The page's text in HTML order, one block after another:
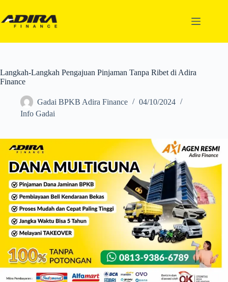
Langkah-Langkah Pengajuan Pinjaman Tanpa Ribet di Adira
Finance
Gadai BPKB Adira Finance
04/10/2024
Info Gadai